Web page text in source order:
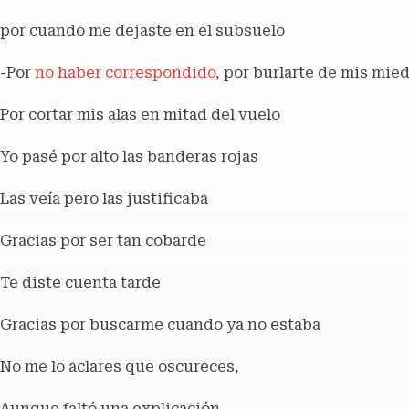
por cuando me dejaste en el subsuelo
-Por no haber correspondido, por burlarte de mis
Por cortar mis alas en mitad del vuelo
Yo pasé por alto las banderas rojas
Las veía pero las justificaba
Gracias por ser tan cobarde
Te diste cuenta tarde
Gracias por buscarme cuando ya no estaba
No me lo aclares que oscureces,